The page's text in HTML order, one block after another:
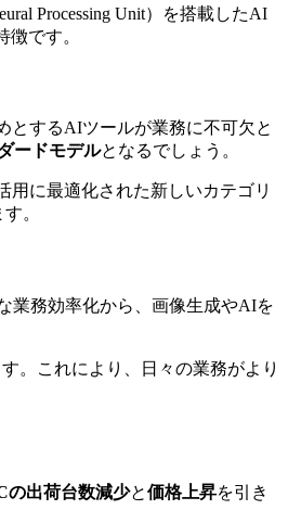
Processing Unit）を搭載したAI
です。
とするAIツールが業務に不可欠と
ードモデルとなるでしょう。
用に最適化された新しいカテゴリ
。
業務効率化から、画像生成やAIを
。これにより、日々の業務がより
の出荷台数減少と価格上昇を引き